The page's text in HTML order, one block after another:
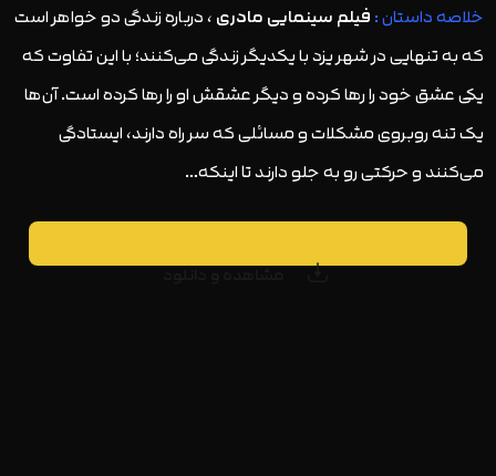
خلاصه داستان :فیلم سینمایی مادری، درباره زندگی دو خواهر است
که به تنهایی در شهر یزد با یکدیگر زندگی می‌کنند؛ با این تفاوت که
یکی عشق‌ خود را رها کرده و دیگر عشقش او را رها کرده است. آن‌ها
یک تنه روبروی مشکلات و مسائلی که سر راه دارند، ایستادگی
می‌کنند و حرکتی رو به جلو دارند تا اینکه…
مشاهده و دانلود